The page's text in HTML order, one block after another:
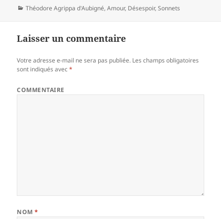
Catégories
Théodore Agrippa d'Aubigné,Amour, Désespoir,Sonnets
Laisser un commentaire
Votre adresse e-mail ne sera pas publiée. Les champs obligatoires
sont indiqués avec*
COMMENTAIRE
NOM*